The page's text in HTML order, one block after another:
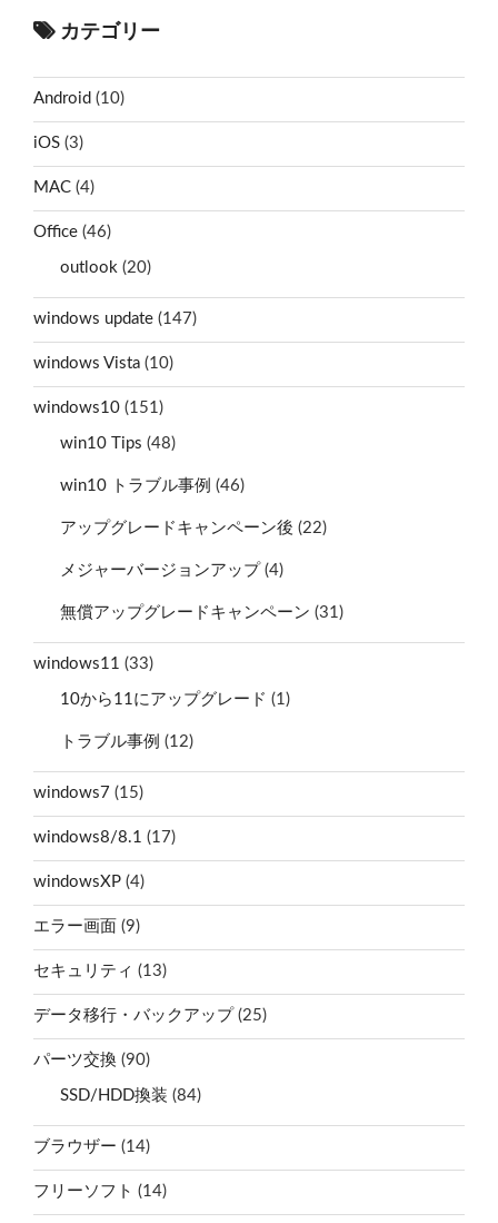
カテゴリー
Android (10)
iOS (3)
MAC (4)
Office (46)
outlook (20)
windows update (147)
windows Vista (10)
windows10 (151)
win10 Tips (48)
win10 トラブル事例 (46)
アップグレードキャンペーン後 (22)
メジャーバージョンアップ(4)
無償アップグレードキャンペーン (31)
windows11 (33)
10から11にアップグレード (1)
トラブル事例 (12)
windows7 (15)
windows8/8.1 (17)
windowsXP (4)
エラー画面 (9)
セキュリティ (13)
データ移行・バックアップ (25)
パーツ交換 (90)
SSD/HDD換装 (84)
ブラウザー (14)
フリーソフト (14)